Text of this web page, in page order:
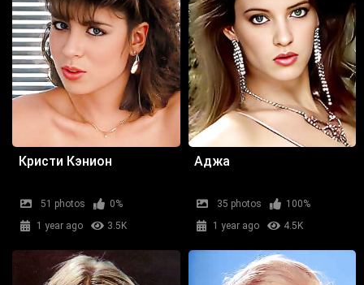
Кристи Кэнион
51 photos
0%
1 year ago
3.5K
Аджа
35 photos
100%
1 year ago
4.5K